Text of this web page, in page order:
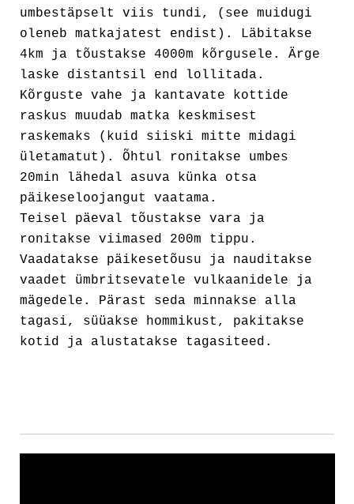
umbestäpselt viis tundi, (see muidugi
oleneb matkajatest endist). Läbitakse
4km ja tõustakse 4000m kõrgusele. Ärge
laske distantsil end lollitada.
Kõrguste vahe ja kantavate kottide
raskus muudab matka keskmisest
raskemaks (kuid siiski mitte midagi
ületamatut). Õhtul ronitakse umbes
20min lähedal asuva künka otsa
päikeseloojangut vaatama.
Teisel päeval tõustakse vara ja
ronitakse viimased 200m tippu.
Vaadatakse päikesetõusu ja nauditakse
vaadet ümbritsevatele vulkaanidele ja
mägedele. Pärast seda minnakse alla
tagasi, süüakse hommikust, pakitakse
kotid ja alustatakse tagasiteed.